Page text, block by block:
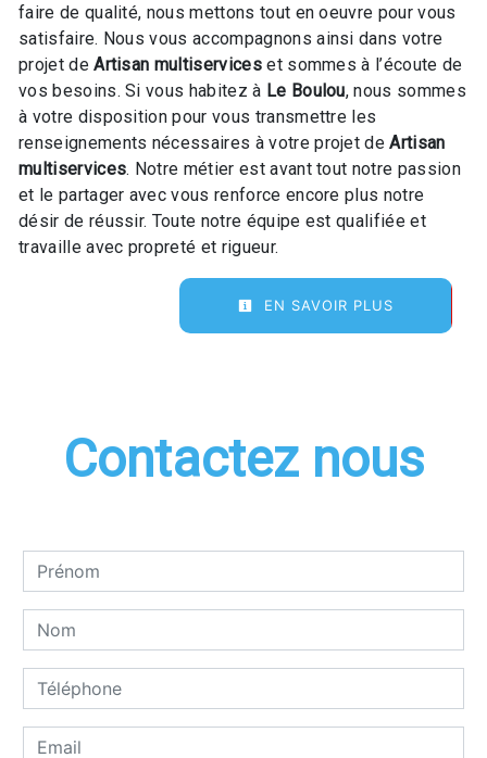
faire de qualité, nous mettons tout en oeuvre pour vous
satisfaire. Nous vous accompagnons ainsi dans votre
projet deArtisan multiserviceset sommes à l’écoute de
vos besoins. Si vous habitez à Le Boulou, nous sommes
à votre disposition pour vous transmettre les
renseignements nécessaires à votre projet deArtisan
multiservices. Notre métier est avant tout notre passion
et le partager avec vous renforce encore plus notre
désir de réussir. Toute notre équipe est qualifiée et
travaille avec propreté et rigueur.
EN SAVOIR PLUS
Contactez nous